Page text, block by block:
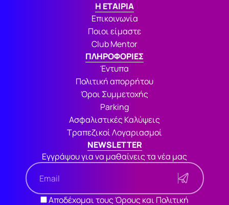
Η ΕΤΑΙΡΙΑ
Επικοινωνία
Ποιοι είμαστε
Club Mentor
ΠΛΗΡΟΦΟΡΙΕΣ
Έντυπα
Πολιτική απορρήτου
Όροι Συμμετοχής
Parking
Ασφαλιστικές Καλύψεις
Τραπεζικοί Λογαριασμοί
NEWSLETTER
Εγγράψου για να μαθαίνεις τα νέα μας
Αποδέχομαι τους Όρους και Πολιτική